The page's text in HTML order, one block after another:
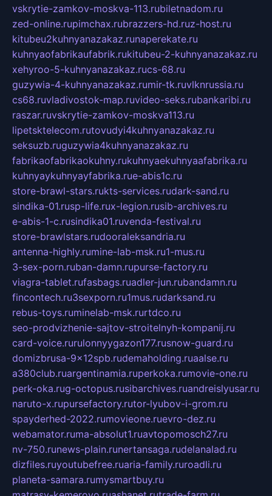
vskrytie-zamkov-moskva-113.rubiletnadom.ru
zed-online.rupimchax.rubrazzers-hd.ruz-host.ru
kitubeu2kuhnyanazakaz.runaperekate.ru
kuhnyaofabrikaufabrik.rukitubeu-2-kuhnyanazakaz.ru
xehyroo-5-kuhnyanazakaz.rucs-68.ru
guzywia-4-kuhnyanazakaz.rumir-tk.ruvlknrussia.ru
cs68.ruvladivostok-map.ruvideo-seks.rubankaribi.ru
raszar.ruvskrytie-zamkov-moskva113.ru
lipetsktelecom.rutovudyi4kuhnyanazakaz.ru
seksuzb.ruguzywia4kuhnyanazakaz.ru
fabrikaofabrikaokuhny.rukuhnyaekuhnyaafabrika.ru
kuhnyaykuhnyayfabrika.rue-abis1c.ru
store-brawl-stars.rukts-services.rudark-sand.ru
sindika-01.rusp-life.rux-legion.rusib-archives.ru
e-abis-1-c.rusindika01.ruvenda-festival.ru
store-brawlstars.rudooraleksandria.ru
antenna-highly.rumine-lab-msk.ru1-mus.ru
3-sex-porn.ruban-damn.rupurse-factory.ru
viagra-tablet.rufasbags.ruadler-jun.rubandamn.ru
fincontech.ru3sexporn.ru1mus.rudarksand.ru
rebus-toys.ruminelab-msk.rurtdco.ru
seo-prodvizhenie-sajtov-stroitelnyh-kompanij.ru
card-voice.rurulonnyygazon177.rusnow-guard.ru
domizbrusa-9x12spb.rudemaholding.ruaalse.ru
a380club.ruargentinamia.ruperkoka.rumovie-one.ru
perk-oka.rug-octopus.rusibarchives.ruandreislyusar.ru
naruto-x.rupursefactory.rutor-lyubov-i-grom.ru
spayderhed-2022.rumovieone.ruevro-dez.ru
webamator.ruma-absolut1.ruavtopomosch27.ru
nv-750.runews-plain.runertansaga.rudelanalad.ru
dizfiles.ruyoutubefree.ruaria-family.ruroadli.ru
planeta-samara.rumysmartbuy.ru